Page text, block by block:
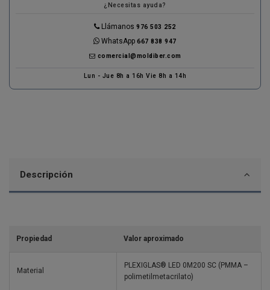
¿Necesitas ayuda?
Llámanos976 503 252
WhatsApp667 838 947
comercial@moldiber.com
Lun - Jue 8h a 16h Vie 8h a 14h
Descripción
Propiedad Valor aproximado
Material
PLEXIGLAS® LED 0M200 SC (PMMA –
polimetilmetacrilato)